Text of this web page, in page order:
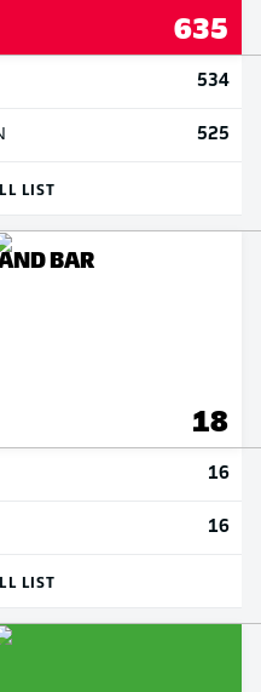
635
534
525
LIST
BAR
18
16
16
LIST